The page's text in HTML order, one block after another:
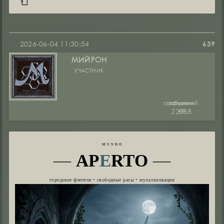
639
2026-06-04 11:30:54
МИЙРОН
УЧАСТНИК
руны:
0
сообщений:
22368
уважение:
+7
M U N D O
— APERTO —
городское фэнтези • свободные расы • мультилокация